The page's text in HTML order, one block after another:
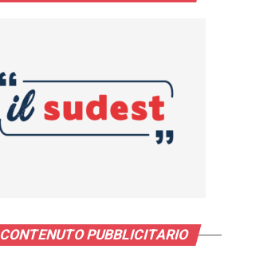
CONTENUTO PUBBLICITARIO